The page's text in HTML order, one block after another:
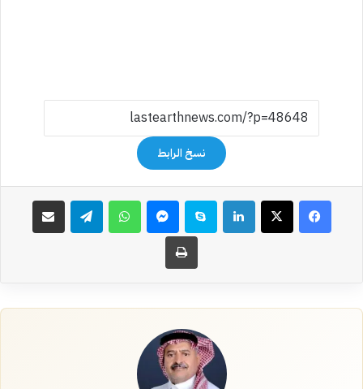
نسخ الرابط
فيسبوك‫X لينكدإن سكايب ماسنجر واتساب تيلقرام مشاركة عبر البريد
طباعة